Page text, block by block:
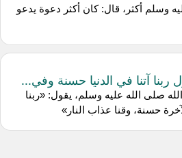
وسلم أكثر، قال: كان أكثر دعوة يدعو
آتنا في الدنيا حسنة وفي...
صلى الله عليه وسلم، يقول: «ربنا
حسنة، وقنا عذاب النار»